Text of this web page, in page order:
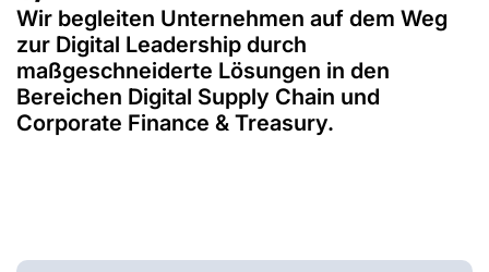
Wir begleiten Unternehmen auf dem Weg
zur Digital Leadership durch
maßgeschneiderte Lösungen in den
Bereichen Digital Supply Chain und
Corporate Finance & Treasury.